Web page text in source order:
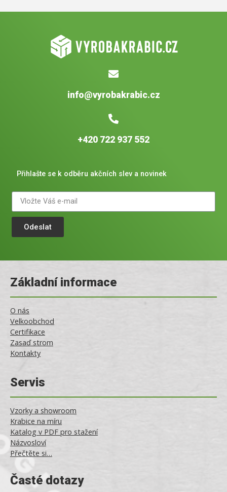
info@vyrobakrabic.cz
+420 722 937 552
Přihlašte se k odběru akčních slev a novinek
Odeslat
Základní informace
O nás
Velkoobchod
Certifikace
Zasaď strom
Kontakty
Servis
Vzorky a showroom
Krabice na míru
Katalog v PDF pro stažení
Názvosloví
Přečtěte si…
Časté dotazy